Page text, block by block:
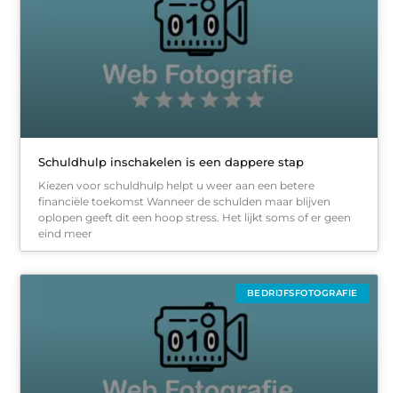
Schuldhulp inschakelen is een dappere stap
Kiezen voor schuldhulp helpt u weer aan een betere
financiële toekomst Wanneer de schulden maar blijven
oplopen geeft dit een hoop stress. Het lijkt soms of er geen
eind meer
BEDRIJFSFOTOGRAFIE